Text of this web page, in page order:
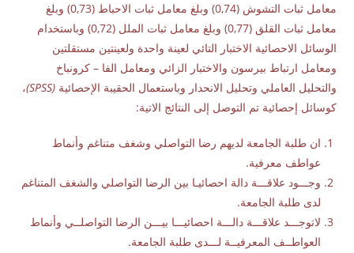
معامل ثبات التشوش (0,74) وبلغ معامل ثبات الاحباط (0,73) وبلغ
معامل ثبات القلق (0,77) وبلغ معامل ثبات الملل (0,72) وباستخدام
الوسائل الاحصائية الاختبار التائي لعينة واحدة ولعينتين مستقلتين
ومعامل ارتباط بيرسون والاختبار الزائي ومعامل الفا – كرونباخ
والتحليل العاملي وتحليل الانحدار وباستعمال الحقيبة الإحصائية(
SPSS
)،
كوسائل إحصائية تم التوصل إلى النتائج الاتية:
ان طلبة الجامعة لديهم رضا التواصلي وشغف متناغم وأنماط
عواطف معرفية.
وجـــود علاقـــة دالة احصائيـا بين الرضا التواصلي والشغف المتناغم
لدى طلبة الجامعة.
لاتوجـــد علاقـــة دالـــة احصائيـــا بيـــن الرضا التواصلــي وأنماط
العواطــف المعرفيــة لـــدى طلبة الجامعة.